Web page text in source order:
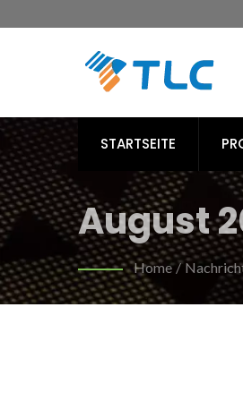
STARTSEITE
August
Sport |
Home /